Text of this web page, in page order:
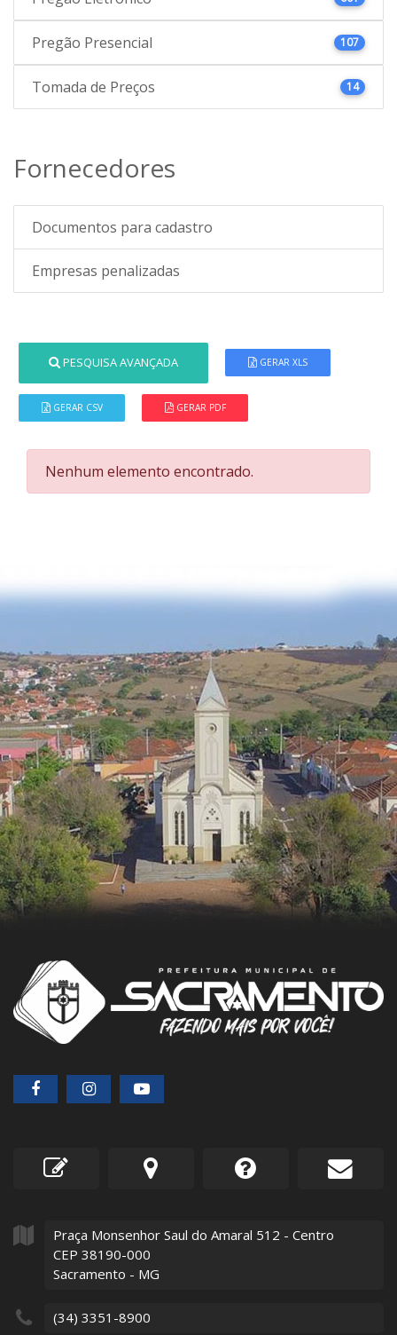
Pregão Presencial 107
Tomada de Preços 14
Fornecedores
Documentos para cadastro
Empresas penalizadas
PESQUISA AVANÇADA GERAR XLS
GERAR CSV GERAR PDF
Nenhum elemento encontrado.
Praça Monsenhor Saul do Amaral 512 - Centro
CEP 38190-000
Sacramento - MG
(34) 3351-8900